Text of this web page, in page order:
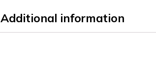
Additional information